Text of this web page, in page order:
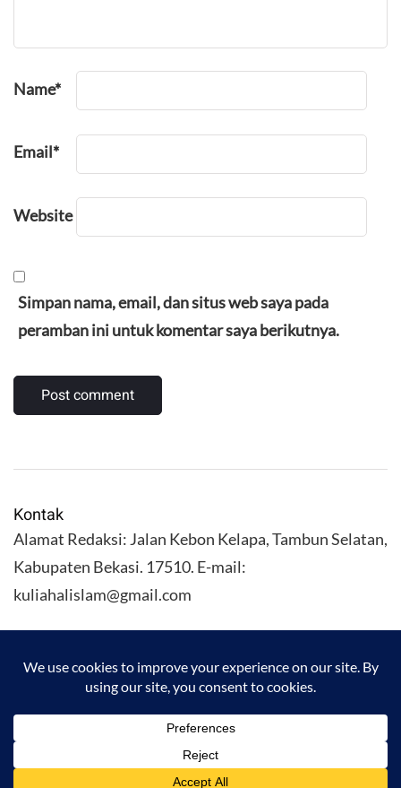
Name*
Email*
Website
Simpan nama, email, dan situs web saya pada
peramban ini untuk komentar saya berikutnya.
Kontak
Alamat Redaksi: Jalan Kebon Kelapa, Tambun Selatan,
Kabupaten Bekasi. 17510. E-mail:
kuliahalislam@gmail.com
KULIAHALISLAM.COM Copyright (C) 2026